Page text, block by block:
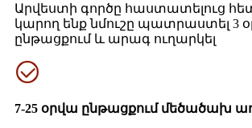
Արվեստի գործը հաստատելուց
կարող ենք նմուշը պատրաստել 3
ընթացքում և արագ ուղարկել
7-25 օրվա ընթացքում մեծածախ